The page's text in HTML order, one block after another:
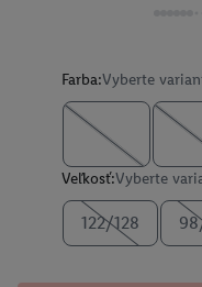
Farba:Vyberte
Veľkosť:Vyberte
122/128